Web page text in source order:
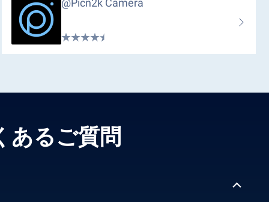
@picn2k Camera
あるご質問